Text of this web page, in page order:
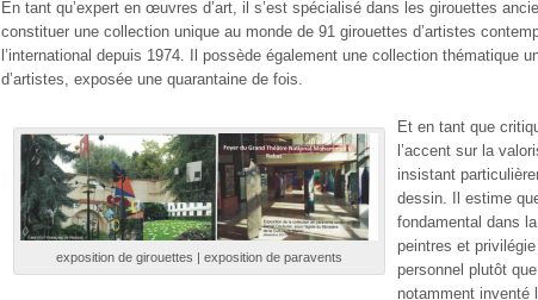
En tant qu’expert en œuvres d’art, il s’est spécialisé dans les girouettes
constituer une collection unique au monde de 91 girouettes d’artistes
l’international depuis 1974. Il possède également une collection thématique
d’artistes, exposée une quarantaine de fois.
exposition de girouettes | exposition de paravents
Et en tant que
l’accent sur la
insistant
dessin. Il estime
fondamental dans
peintres et
personnel plutôt
notamment inventé